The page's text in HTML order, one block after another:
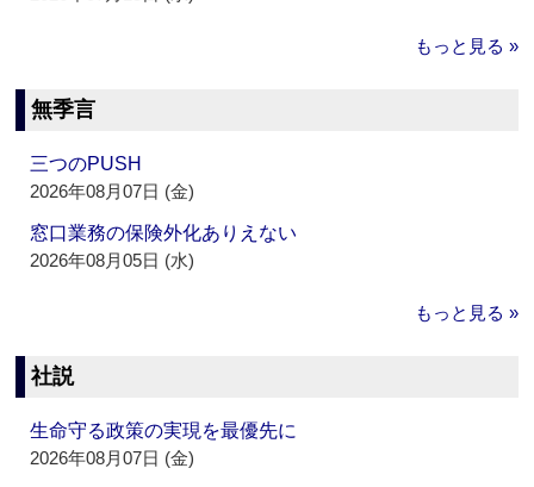
もっと見る »
無季言
三つのPUSH
2026年08月07日 (金)
窓口業務の保険外化ありえない
2026年08月05日 (水)
もっと見る »
社説
生命守る政策の実現を最優先に
2026年08月07日 (金)